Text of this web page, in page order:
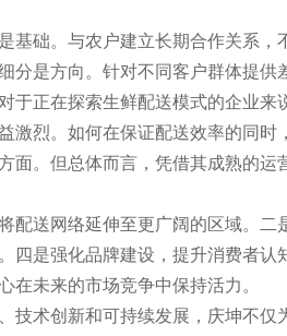
础。与农户建立长期合作关系
是方向。针对不同客户群体提
正在探索生鲜配送模式的企业来
烈。如何在保证配送效率的同
。但总体而言，凭借其成熟的
送网络延伸至更广阔的区域。
是强化品牌建设，提升消费者
在未来的市场竞争中保持活力。
术创新和可持续发展，庆坤不